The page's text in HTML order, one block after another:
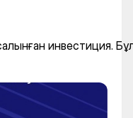
инвестиция.